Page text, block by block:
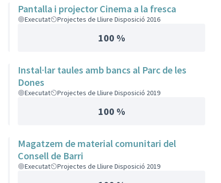
Pantalla i projector Cinema a la fresca
Executat Projectes de Lliure Disposició 2016
100 %
Instal·lar taules amb bancs al Parc de les
Dones
Executat Projectes de Lliure Disposició 2019
100 %
Magatzem de material comunitari del
Consell de Barri
Executat Projectes de Lliure Disposició 2019